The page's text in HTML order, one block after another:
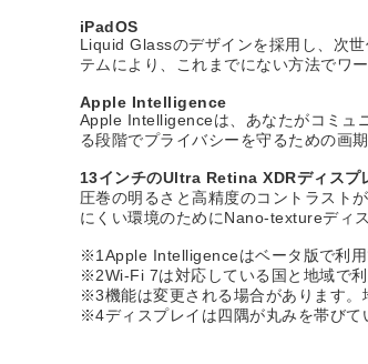
iPadOS
Liquid Glassのデザインを採用し、次
テムにより、これまでにない方法でワ
Apple Intelligence
Apple Intelligenceは、あなたがコミュ
る段階でプライバシーを守るための画
13インチのUltra Retina XDRディスプ
圧巻の明るさと高精度のコントラスト
にくい環境のためにNano-textureディ
※1Apple Intelligenceはベータ版で利用
※2Wi-Fi 7は対応している国と地域で利
※3機能は変更される場合があります。
※4ディスプレイは四隅が丸みを帯び